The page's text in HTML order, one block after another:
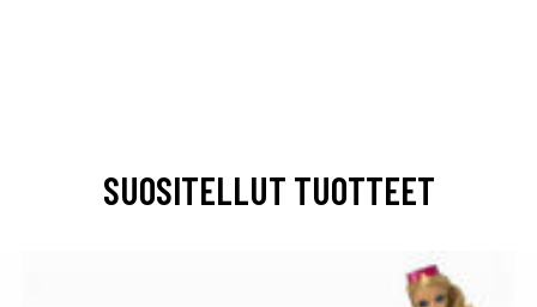
SUOSITELLUT TUOTTEET